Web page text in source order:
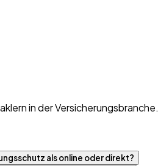
in der Versicherungsbranche.
als online oder direkt?